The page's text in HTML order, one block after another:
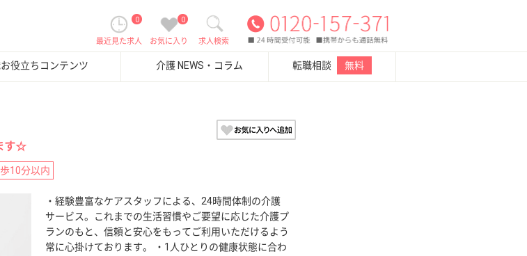
求人検索
0
お気に入り
0
最近見た求人
役立ちコンテンツ 介護 NEWS・コラム 転職相談 無料
す☆
10分以内
・経験豊富なケアスタッフによる、24時間体制の介護
サービス。これまでの生活習慣やご要望に応じた介護プ
ランのもと、信頼と安心をもってご利用いただけるよう
常に心掛けております。 ・1人ひとりの健康状態に合わ